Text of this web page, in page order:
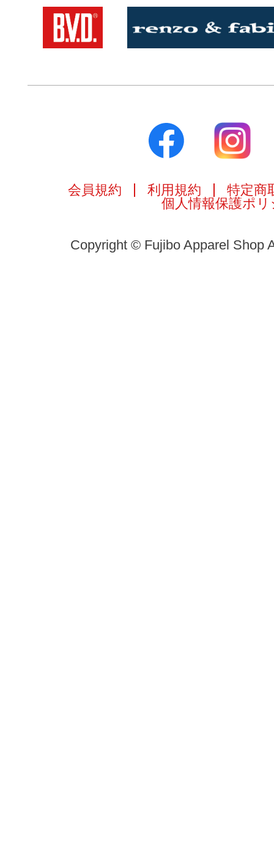
会員規約 利用規約
特定商
個人情報保護ポリ
Copyright © Fujibo Apparel Shop